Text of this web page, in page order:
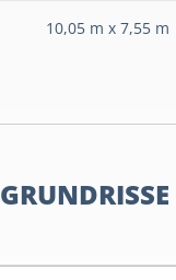
10,05 m x 7,55 m
GRUNDRISSE